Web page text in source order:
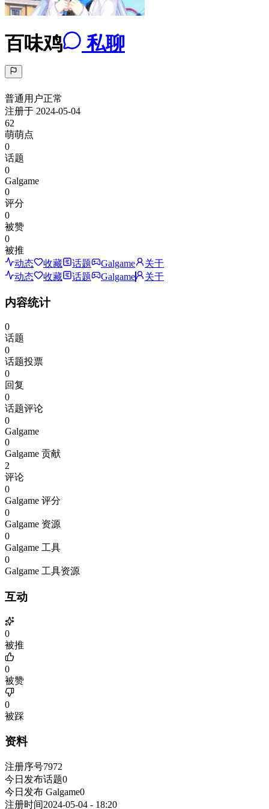
百味鸡 私聊
普通用户正常
注册于 2024-05-04
62
萌萌点
0
话题
0
Galgame
0
评分
0
被赞
0
被推
动态
收藏 话题 Galgame
关于
动态
收藏 话题 Galgame 关于
内容统计
0
话题
0
话题投票
0
回复
0
话题评论
0
Galgame
0
Galgame 贡献
2
评论
0
Galgame 评分
0
Galgame 资源
0
Galgame 工具
0
Galgame 工具资源
互动
0
被推
0
被赞
0
被踩
资料
注册序号7972
今日发布话题0
今日发布 Galgame0
注册时间2024-05-04 - 18:20